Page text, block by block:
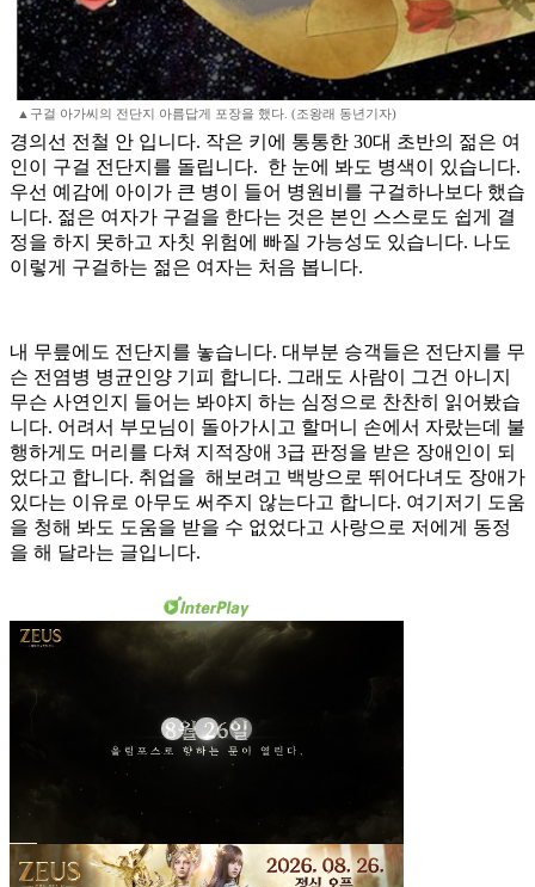
▲구걸 아가씨의 전단지 아름답게 포장을 했다. (조왕래 동년기자)
경의선 전철 안 입니다. 작은 키에 통통한 30대 초반의 젊은 여
인이 구걸 전단지를 돌립니다. 한 눈에 봐도 병색이 있습니다.
우선 예감에 아이가 큰 병이 들어 병원비를 구걸하나보다 했습
니다. 젊은 여자가 구걸을 한다는 것은 본인 스스로도 쉽게 결
정을 하지 못하고 자칫 위험에 빠질 가능성도 있습니다. 나도
이렇게 구걸하는 젊은 여자는 처음 봅니다.
내 무릎에도 전단지를 놓습니다. 대부분 승객들은 전단지를 무
슨 전염병 병균인양 기피 합니다. 그래도 사람이 그건 아니지
무슨 사연인지 들어는 봐야지 하는 심정으로 찬찬히 읽어봤습
니다. 어려서 부모님이 돌아가시고 할머니 손에서 자랐는데 불
행하게도 머리를 다쳐 지적장애 3급 판정을 받은 장애인이 되
었다고 합니다. 취업을 해보려고 백방으로 뛰어다녀도 장애가
있다는 이유로 아무도 써주지 않는다고 합니다. 여기저기 도움
을 청해 봐도 도움을 받을 수 없었다고 사랑으로 저에게 동정
을 해 달라는 글입니다.